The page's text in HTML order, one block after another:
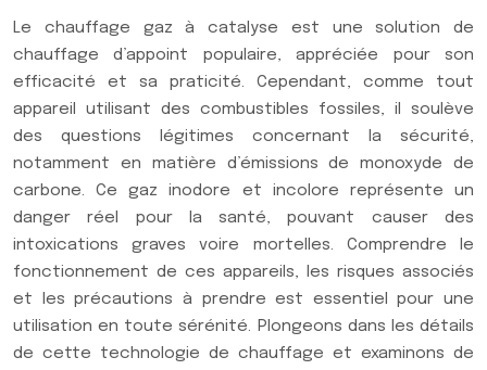
Le chauffage gaz à catalyse est une solution de
chauffage d’appoint populaire, appréciée pour son
efficacité et sa praticité. Cependant, comme tout
appareil utilisant des combustibles fossiles, il soulève
des questions légitimes concernant la sécurité,
notamment en matière d’émissions de monoxyde de
carbone. Ce gaz inodore et incolore représente un
danger réel pour la santé, pouvant causer des
intoxications graves voire mortelles. Comprendre le
fonctionnement de ces appareils, les risques associés
et les précautions à prendre est essentiel pour une
utilisation en toute sérénité. Plongeons dans les détails
de cette technologie de chauffage et examinons de